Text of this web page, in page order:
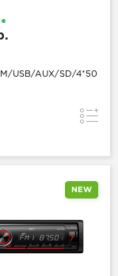
USB/AUX/SD/4*50
NEW